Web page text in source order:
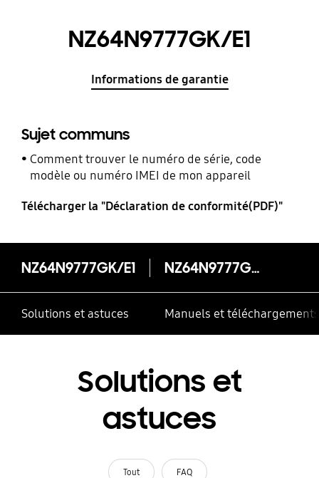
NZ64N9777GK/E1
Informations de garantie
Sujet communs
Comment trouver le numéro de série, code
modèle ou numéro IMEI de mon appareil
Télécharger la "Déclaration de conformité(PDF)"
NZ64N9777GK/E1 NZ64N9777GK/E1
Solutions et astuces Manuels et téléchargements
Solutions et
astuces
Tout FAQ